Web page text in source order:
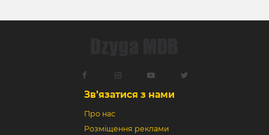
Зв’язатися з нами
Про нас
Розміщення реклами